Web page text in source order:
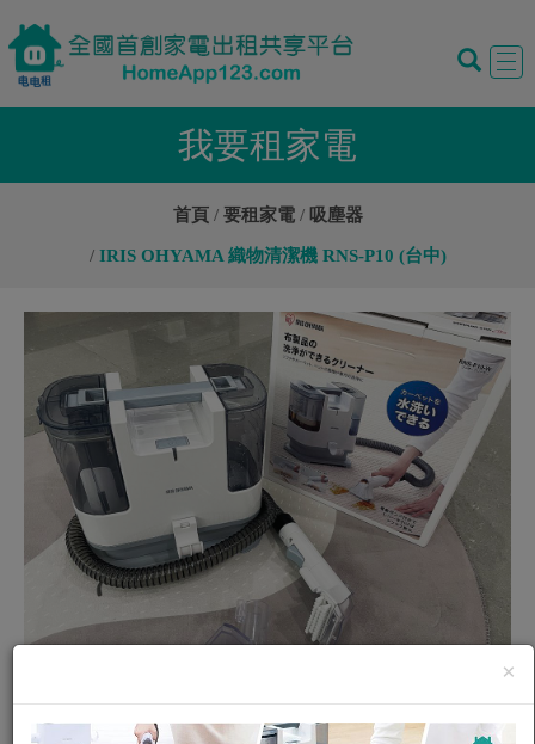
我要租家電
首頁 要租家電 吸塵器
IRIS OHYAMA 織物清潔機 RNS-P10 (台中)
×